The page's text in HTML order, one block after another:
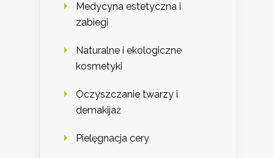
Medycyna estetyczna i
zabiegi
Naturalne i ekologiczne
kosmetyki
Oczyszczanie twarzy i
demakijaż
Pielęgnacja cery